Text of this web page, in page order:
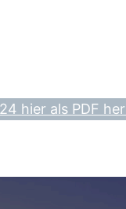
hier als PDF